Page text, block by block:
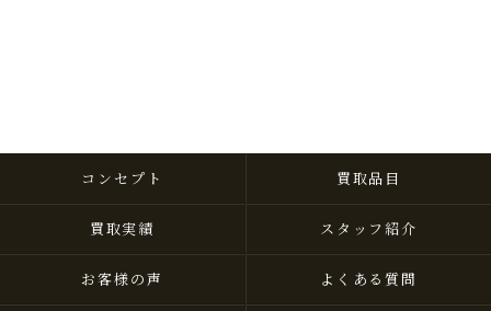
コンセプト 買取品目
買取実績 スタッフ紹介
お客様の声 よくある質問